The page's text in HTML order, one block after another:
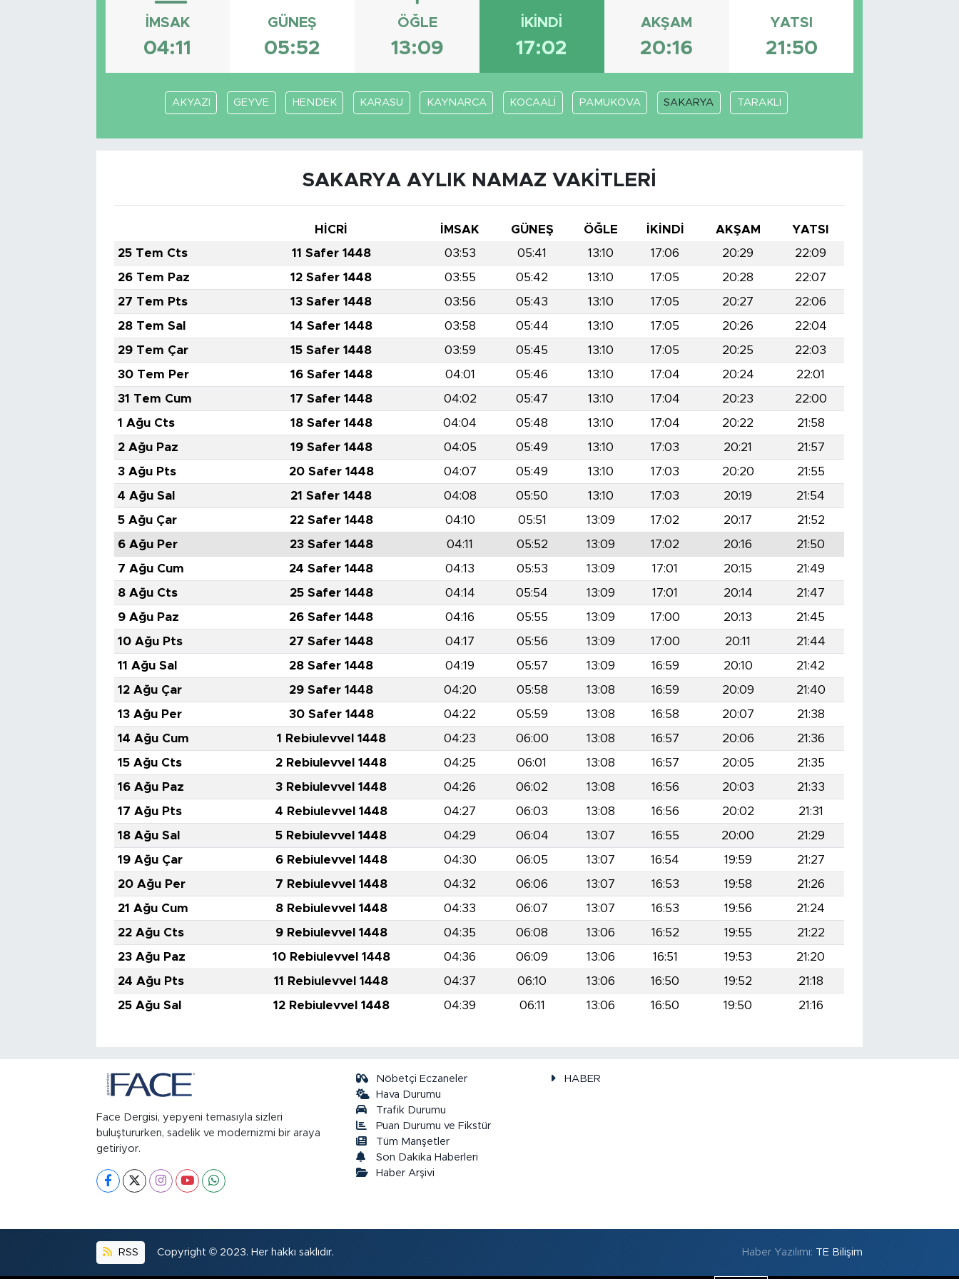
İMSAK
04:11
GÜNEŞ
05:52
ÖĞLE
13:09
İKINDI
17:02
AKŞAM
20:16
YATSI
21:50
AKYAZI GEYVE HENDEK KARASU KAYNARCA KOCAALİ PAMUKOVA SAKARYA TARAKLI
SAKARYA AYLIK NAMAZ VAKITLERI
HİCRİ İMSAK GÜNEŞ ÖĞLE İKINDI AKŞAM
YATSI
25 Tem Cts
11 Safer 1448 03:53 05:41 13:10 17:06 20:29
22:09
26 Tem Paz
12 Safer 1448 03:55 05:42 13:10 17:05 20:28
22:07
27 Tem Pts
13 Safer 1448 03:56 05:43 13:10 17:05 20:27
22:06
28 Tem Sal
14 Safer 1448 03:58 05:44 13:10 17:05 20:26
22:04
29 Tem Çar
15 Safer 1448 03:59 05:45 13:10 17:05 20:25
22:03
30 Tem Per
16 Safer 1448 04:01 05:46 13:10 17:04 20:24
22:01
31 Tem Cum
17 Safer 1448 04:02 05:47 13:10 17:04 20:23
22:00
1 Ağu Cts
18 Safer 1448 04:04 05:48 13:10 17:04 20:22
21:58
2 Ağu Paz
19 Safer 1448 04:05 05:49 13:10 17:03 20:21
21:57
3 Ağu Pts
20 Safer 1448 04:07 05:49 13:10 17:03 20:20
21:55
4 Ağu Sal
21 Safer 1448 04:08 05:50 13:10 17:03 20:19
21:54
5 Ağu Çar
22 Safer 1448 04:10 05:51 13:09 17:02 20:17
21:52
6 Ağu Per
23 Safer 1448 04:11 05:52 13:09 17:02 20:16
21:50
7 Ağu Cum
24 Safer 1448 04:13 05:53 13:09 17:01 20:15
21:49
8 Ağu Cts
25 Safer 1448 04:14 05:54 13:09 17:01 20:14
21:47
9 Ağu Paz
26 Safer 1448 04:16 05:55 13:09 17:00 20:13
21:45
10 Ağu Pts
27 Safer 1448 04:17 05:56 13:09 17:00 20:11
21:44
11 Ağu Sal
28 Safer 1448 04:19 05:57 13:09 16:59 20:10
21:42
12 Ağu Çar
29 Safer 1448 04:20 05:58 13:08 16:59 20:09
21:40
13 Ağu Per
30 Safer 1448 04:22 05:59 13:08 16:58 20:07
21:38
14 Ağu Cum
1 Rebiulevvel 1448 04:23 06:00 13:08 16:57 20:06
21:36
15 Ağu Cts
2 Rebiulevvel 1448 04:25 06:01 13:08 16:57 20:05
21:35
16 Ağu Paz
3 Rebiulevvel 1448 04:26 06:02 13:08 16:56 20:03
21:33
17 Ağu Pts
4 Rebiulevvel 1448 04:27 06:03 13:08 16:56 20:02
21:31
18 Ağu Sal
5 Rebiulevvel 1448 04:29 06:04 13:07 16:55 20:00
21:29
19 Ağu Çar
6 Rebiulevvel 1448 04:30 06:05 13:07 16:54 19:59
21:27
20 Ağu Per
7 Rebiulevvel 1448 04:32 06:06 13:07 16:53 19:58
21:26
21 Ağu Cum
8 Rebiulevvel 1448 04:33 06:07 13:07 16:53 19:56
21:24
22 Ağu Cts
9 Rebiulevvel 1448 04:35 06:08 13:06 16:52 19:55
21:22
23 Ağu Paz
10 Rebiulevvel 1448 04:36 06:09 13:06 16:51 19:53
21:20
24 Ağu Pts
11 Rebiulevvel 1448 04:37 06:10 13:06 16:50 19:52
21:18
25 Ağu Sal
12 Rebiulevvel 1448 04:39 06:11 13:06 16:50 19:50 21:16
Face Dergisi, yepyeni temasıyla sizleri
buluştururken, sadelik ve modernizmi bir araya
getiriyor.
Nöbetçi Eczaneler
Hava Durumu
Trafik Durumu
Puan Durumu ve Fikstür
Tüm Manşetler
Son Dakika Haberleri
Haber Arşivi
HABER
RSS Copyright © 2023. Her hakkı saklıdır. Haber Yazılımı: TE Bilişim